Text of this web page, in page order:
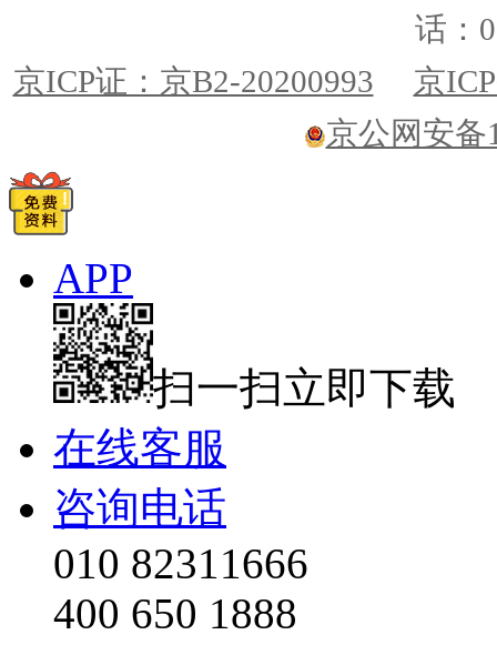
话：
京ICP证：京B2-20200993
京
京公网安备
APP
扫一扫立即下载
在线客服
咨询电话
010 82311666
400 650 1888